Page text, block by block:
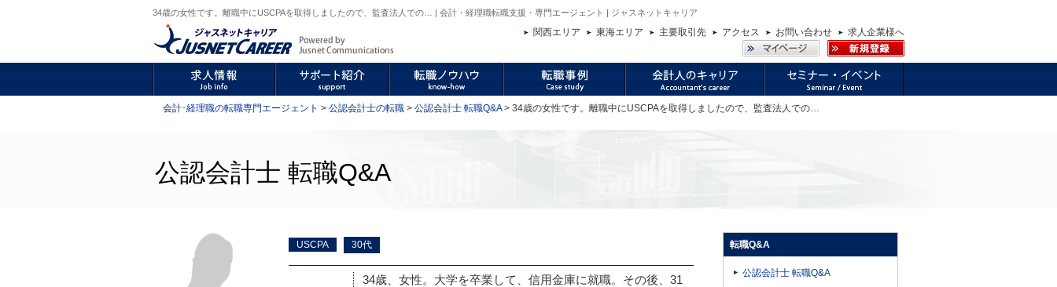
34歳の女性です。離職中にUSCPAを取得しましたので、監査法人での… | 会計・経理職転職支援・専門エージェント | ジャスネットキャリア
求人企業様へ
お問い合わせ
アクセス
主要取引先
東海エリア
関西エリア
会計･経理職の転職専門エージェント > 公認会計士の転職 > 公認会計士 転職Q&A> 34歳の女性です。離職中にUSCPAを取得しましたので、監査法人での…
公認会計士 転職Q&A
USCPA 30代
34歳、女性。大学を卒業して、信用金庫に就職。その後、31
転職Q&A
公認会計士 転職Q&A